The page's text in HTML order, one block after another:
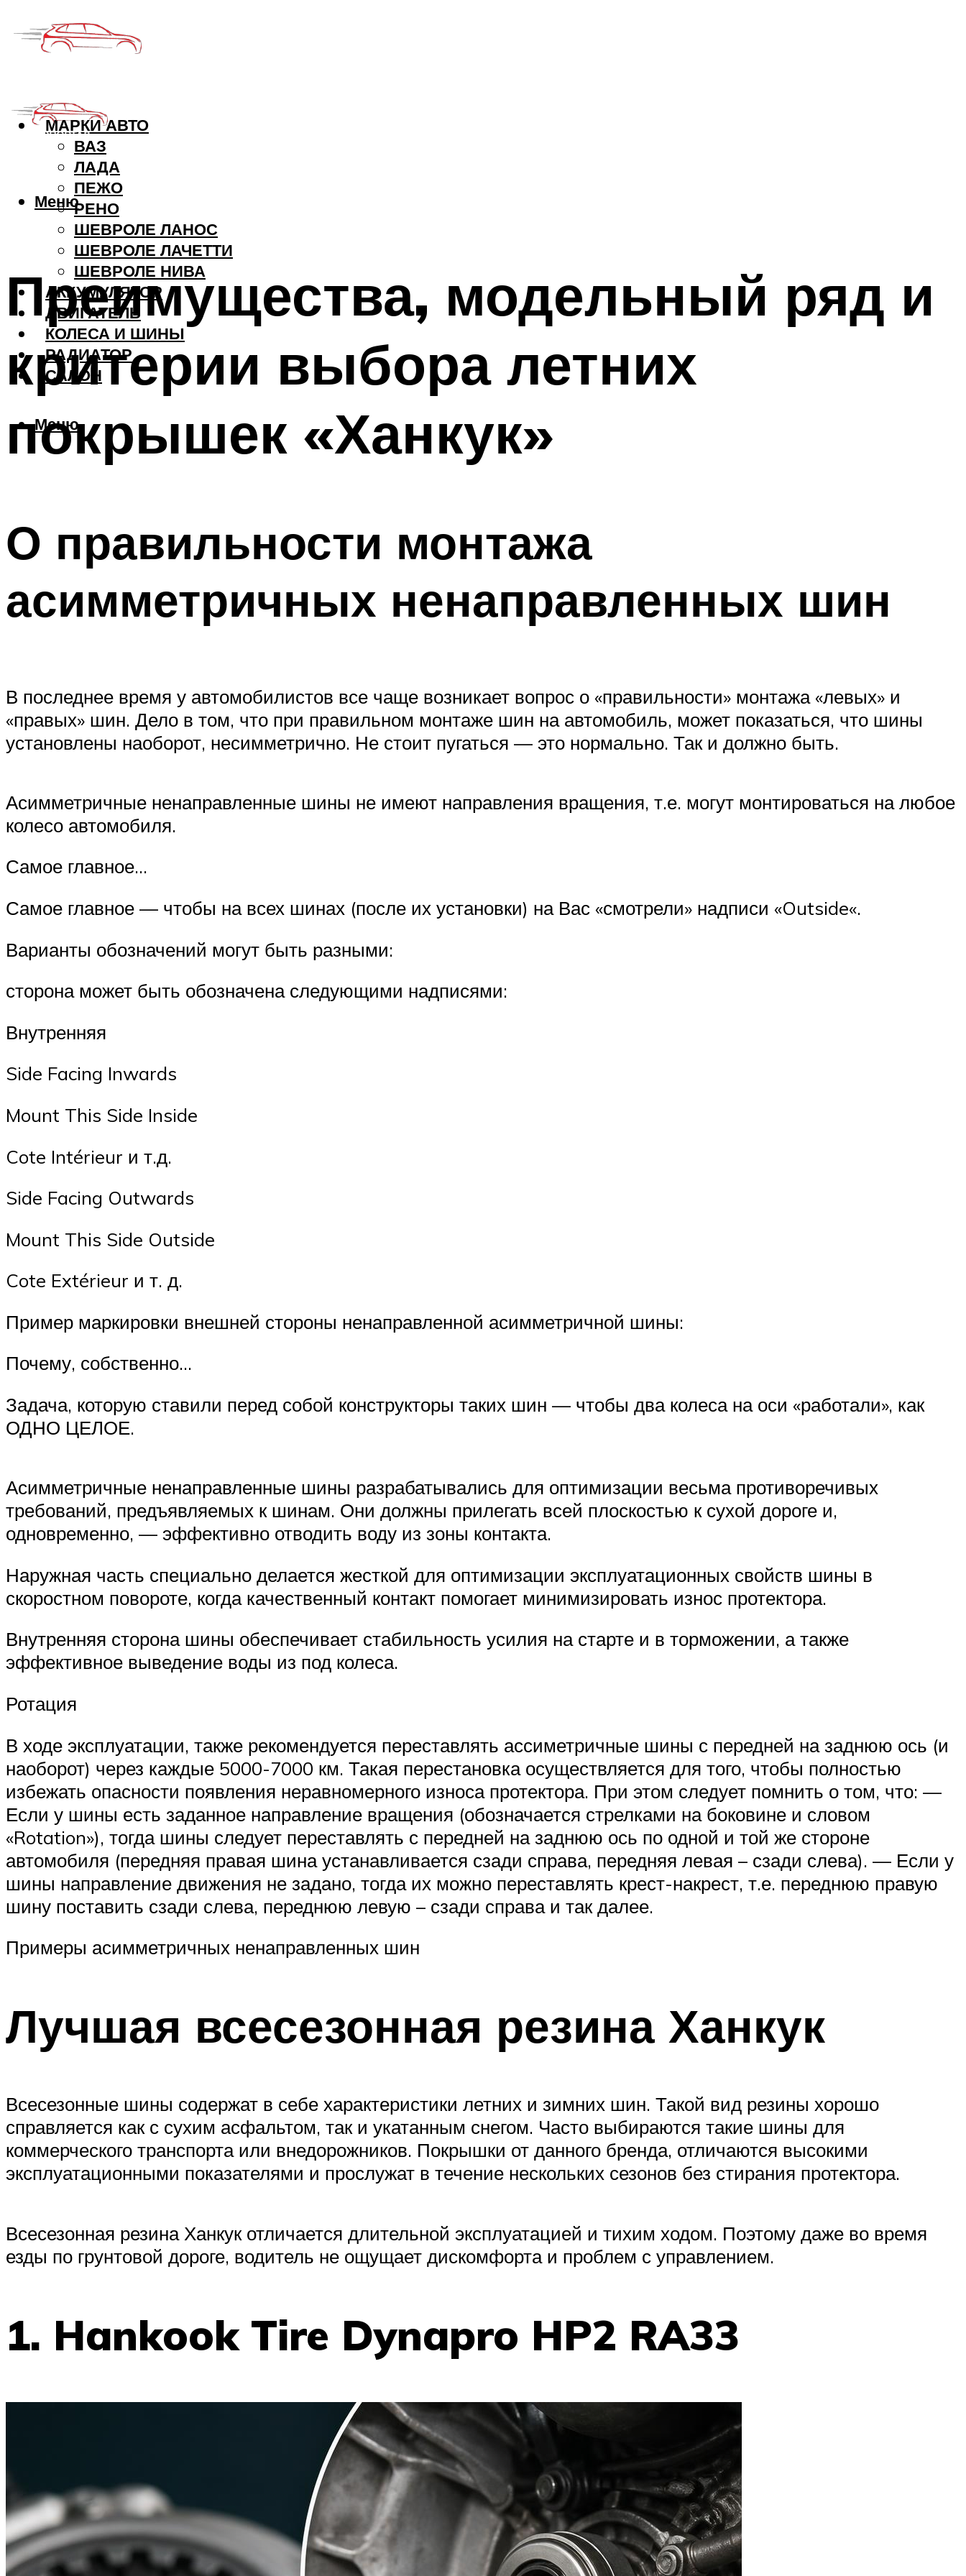
МАРКИ АВТО
ВАЗ
ЛАДА
ПЕЖО
РЕНО
ШЕВРОЛЕ ЛАНОС
ШЕВРОЛЕ ЛАЧЕТТИ
ШЕВРОЛЕ НИВА
АККУМУЛЯТОР
ДВИГАТЕЛЬ
КОЛЕСА И ШИНЫ
РАДИАТОР
САЛОН
Меню
Меню
Преимущества, модельный ряд и
критерии выбора летних
покрышек «Ханкук»
О правильности монтажа
асимметричных ненаправленных шин
В последнее время у автомобилистов все чаще возникает вопрос о «правильности» монтажа «левых» и
«правых» шин. Дело в том, что при правильном монтаже шин на автомобиль, может показаться, что шины
установлены наоборот, несимметрично. Не стоит пугаться — это нормально. Так и должно быть.
Асимметричные ненаправленные шины не имеют направления вращения, т.е. могут монтироваться на любое
колесо автомобиля.
Самое главное…
Самое главное — чтобы на всех шинах (после их установки) на Вас «смотрели» надписи «Outside«.
Варианты обозначений могут быть разными:
сторона может быть обозначена следующими надписями:
Внутренняя
Side Facing Inwards
Mount This Side Inside
Cote Intérieur и т.д.
Side Facing Outwards
Mount This Side Outside
Cote Extérieur и т. д.
Пример маркировки внешней стороны ненаправленной асимметричной шины:
Почему, собственно…
Задача, которую ставили перед собой конструкторы таких шин — чтобы два колеса на оси «работали», как
ОДНО ЦЕЛОЕ.
Асимметричные ненаправленные шины разрабатывались для оптимизации весьма противоречивых
требований, предъявляемых к шинам. Они должны прилегать всей плоскостью к сухой дороге и,
одновременно, — эффективно отводить воду из зоны контакта.
Наружная часть специально делается жесткой для оптимизации эксплуатационных свойств шины в
скоростном повороте, когда качественный контакт помогает минимизировать износ протектора.
Внутренняя сторона шины обеспечивает стабильность усилия на старте и в торможении, а также
эффективное выведение воды из под колеса.
Ротация
В ходе эксплуатации, также рекомендуется переставлять ассиметричные шины с передней на заднюю ось (и
наоборот) через каждые 5000-7000 км. Такая перестановка осуществляется для того, чтобы полностью
избежать опасности появления неравномерного износа протектора. При этом следует помнить о том, что: —
Если у шины есть заданное направление вращения (обозначается стрелками на боковине и словом
«Rotation»), тогда шины следует переставлять с передней на заднюю ось по одной и той же стороне
автомобиля (передняя правая шина устанавливается сзади справа, передняя левая – сзади слева). — Если у
шины направление движения не задано, тогда их можно переставлять крест-накрест, т.е. переднюю правую
шину поставить сзади слева, переднюю левую – сзади справа и так далее.
Примеры асимметричных ненаправленных шин
Лучшая всесезонная резина Ханкук
Всесезонные шины содержат в себе характеристики летних и зимних шин. Такой вид резины хорошо
справляется как с сухим асфальтом, так и укатанным снегом. Часто выбираются такие шины для
коммерческого транспорта или внедорожников. Покрышки от данного бренда, отличаются высокими
эксплуатационными показателями и прослужат в течение нескольких сезонов без стирания протектора.
Всесезонная резина Ханкук отличается длительной эксплуатацией и тихим ходом. Поэтому даже во время
езды по грунтовой дороге, водитель не ощущает дискомфорта и проблем с управлением.
1. Hankook Tire Dynapro HP2 RA33